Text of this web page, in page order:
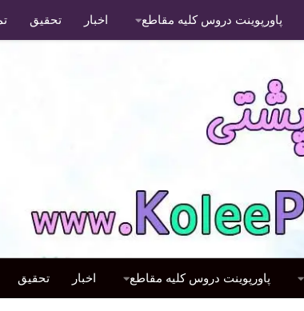
پاورپوینت دروس کلیه مقاطع اخبار تحقیق
پاورپوینت دروس کلیه مقاطع اخبار تحقیق